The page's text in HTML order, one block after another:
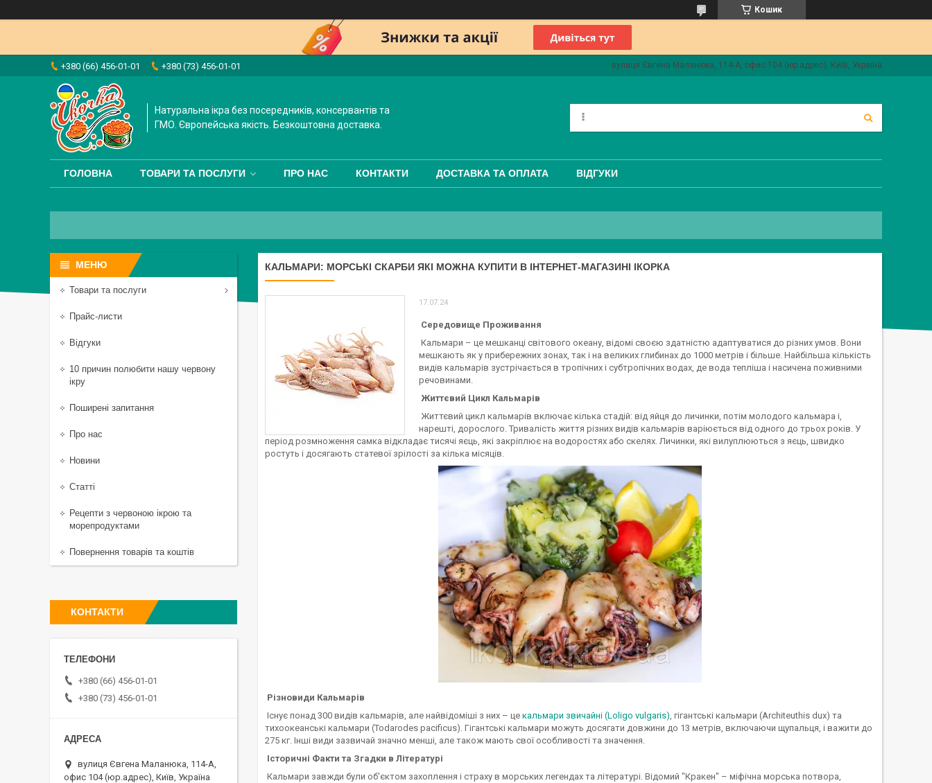
Кошик
+380 (66) 456-01-01 +380 (73) 456-01-01 вулиця Євгена Маланюка, 114-А, офис 104 (юр.адрес), Київ, Україна
Натуральна ікра без посередників, консервантів та
ГМО. Європейська якість. Безкоштовна доставка.
ГОЛОВНА ТОВАРИ ТА ПОСЛУГИ ПРО НАС КОНТАКТИ ДОСТАВКА ТА ОПЛАТА ВІДГУКИ
КАЛЬМАРИ: МОРСЬКІ СКАРБИ ЯКІ МОЖНА КУПИТИ В ІНТЕРНЕТ-МАГАЗИНІ ІКОРКА
17.07.24
Середовище Проживання
Кальмари – це мешканці світового океану, відомі своєю здатністю адаптуватися до різних умов. Вони
мешкають як у прибережних зонах, так і на великих глибинах до 1000 метрів і більше. Найбільша кількість
видів кальмарів зустрічається в тропічних і субтропічних водах, де вода тепліша і насичена поживними
речовинами.
Життєвий Цикл Кальмарів
Життєвий цикл кальмарів включає кілька стадій: від яйця до личинки, потім молодого кальмара і,
нарешті, дорослого. Тривалість життя різних видів кальмарів варіюється від одного до трьох років. У
період розмноження самка відкладає тисячі яєць, які закріплює на водоростях або скелях. Личинки, які вилуплюються з яєць, швидко
ростуть і досягають статевої зрілості за кілька місяців.
Різновиди Кальмарів
Існує понад 300 видів кальмарів, але найвідоміші з них – це кальмари звичайні (Loligo vulgaris), гігантські кальмари (Architeuthis dux) та
тихоокеанські кальмари (Todarodes pacificus). Гігантські кальмари можуть досягати довжини до 13 метрів, включаючи щупальця, і важити до
275 кг. Інші види зазвичай значно менші, але також мають свої особливості та значення.
Історичні Факти та Згадки в Літературі
Кальмари завжди були об'єктом захоплення і страху в морських легендах та літературі. Відомий "Кракен" – міфічна морська потвора,
Товари та послуги
Прайс-листи
Відгуки
10 причин полюбити нашу червону
ікру
Поширені запитання
Про нас
Новини
Статті
Рецепти з червоною ікрою та
морепродуктами
Повернення товарів та коштів
КОНТАКТИ
+380 (66) 456-01-01
+380 (73) 456-01-01
вулиця Євгена Маланюка, 114-А,
офис 104 (юр.адрес), Київ, Україна